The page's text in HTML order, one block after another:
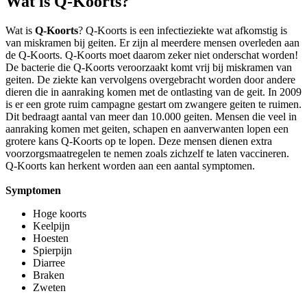
Wat is Q-Koorts? Q-Koorts is een infectieziekte wat afkomstig is
van miskramen bij geiten. Er zijn al meerdere mensen overleden aan
de Q-Koorts. Q-Koorts moet daarom zeker niet onderschat worden!
De bacterie die Q-Koorts veroorzaakt komt vrij bij miskramen van
geiten. De ziekte kan vervolgens overgebracht worden door andere
dieren die in aanraking komen met de ontlasting van de geit. In 2009
is er een grote ruim campagne gestart om zwangere geiten te ruimen.
Dit bedraagt aantal van meer dan 10.000 geiten. Mensen die veel in
aanraking komen met geiten, schapen en aanverwanten lopen een
grotere kans Q-Koorts op te lopen. Deze mensen dienen extra
voorzorgsmaatregelen te nemen zoals zichzelf te laten vaccineren.
Q-Koorts kan herkent worden aan een aantal symptomen.
Symptomen
Hoge koorts
Keelpijn
Hoesten
Spierpijn
Diarree
Braken
Zweten